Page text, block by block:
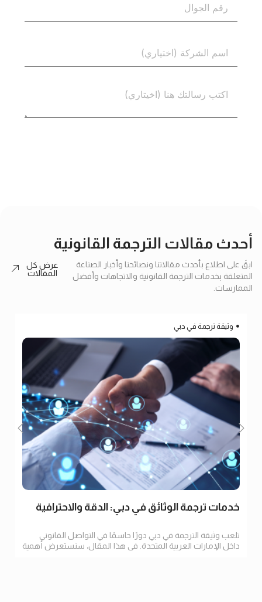
أحدث مقالات الترجمة القانونية
ابقَ على اطلاع بأحدث مقالاتنا ونصائحنا وأخبار الصناعة
المتعلقة بخدمات الترجمة القانونية والاتجاهات وأفضل
الممارسات.
عرض كل
المقالات
وثيقة ترجمة في دبي
خدمات ترجمة الوثائق في دبي: الدقة والاحترافية
تلعب وثيقة الترجمة في دبي دورًا حاسمًا في التواصل القانوني
داخل الإمارات العربية المتحدة. في هذا المقال، سنستعرض أهمية